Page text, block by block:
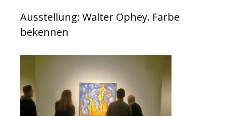
Ausstellung: Walter Ophey. Farbe
bekennen